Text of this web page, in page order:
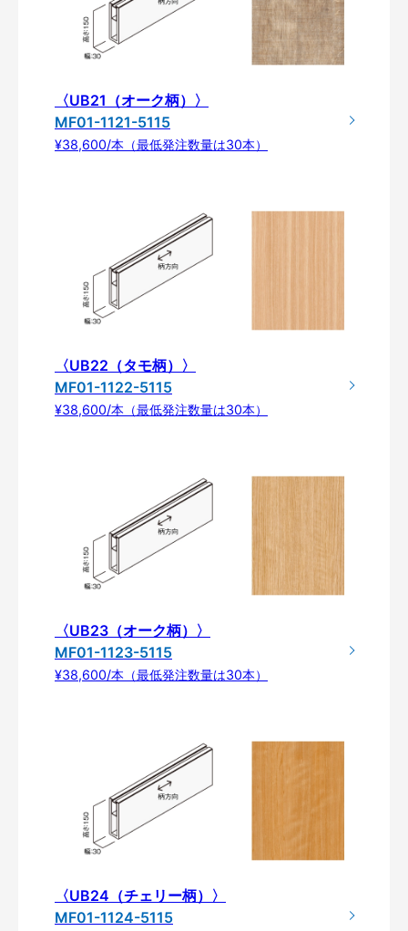
〈UB21（オーク柄）〉
MF01-1121-5115
¥38,600/本（最低発注数量は30本）
〈UB22（タモ柄）〉
MF01-1122-5115
¥38,600/本（最低発注数量は30本）
〈UB23（オーク柄）〉
MF01-1123-5115
¥38,600/本（最低発注数量は30本）
〈UB24（チェリー柄）〉
MF01-1124-5115